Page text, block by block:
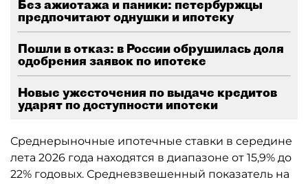
Без ажиотажа и паники: петербуржцы
предпочитают однушки и ипотеку
Пошли в отказ: в России обрушилась доля
одобрения заявок по ипотеке
Новые ужесточения по выдаче кредитов
ударят по доступности ипотеки
Среднерыночные ипотечные ставки в середине
лета 2026 года находятся в диапазоне от 15,9% до
22% годовых. Средневзвешенный показатель на